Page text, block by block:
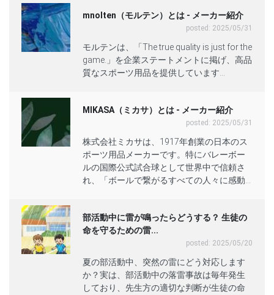
mnolten（モルテン）とは - メーカー紹介
posted: 2025/05/31
モルテンは、「The true quality is just for the
game.」を企業ステートメントに掲げ、高品
質なスポーツ用品を提供しています...
MIKASA（ミカサ）とは - メーカー紹介
posted: 2025/05/31
株式会社ミカサは、1917年創業の日本のス
ポーツ用品メーカーです。特にバレーボー
ルの国際公式試合球として世界中で信頼さ
れ、「ボールで繋がるすべての人々に感動...
部活動中に雷が鳴ったらどうする？ 生徒の
命を守るための雷...
posted: 2025/05/20
夏の部活動中、突然の雷にどう対応します
か？実は、部活動中の落雷事故は毎年発生
しており、先生方の適切な判断が生徒の命